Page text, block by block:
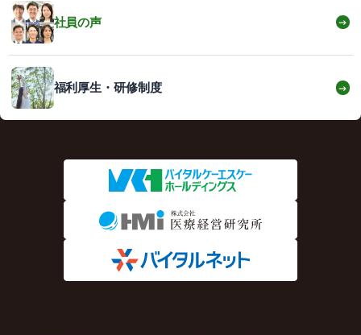
社員の声 →
福利厚生・研修制度 →